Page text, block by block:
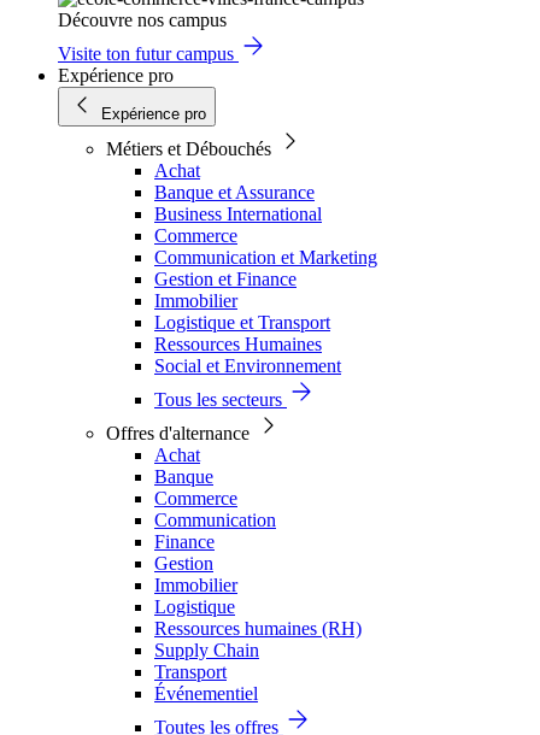
Découvre nos campus
Visite ton futur campus
Expérience pro
Expérience pro
Métiers et Débouchés
Achat
Banque et Assurance
Business International
Commerce
Communication et Marketing
Gestion et Finance
Immobilier
Logistique et Transport
Ressources Humaines
Social et Environnement
Tous les secteurs
Offres d'alternance
Achat
Banque
Commerce
Communication
Finance
Gestion
Immobilier
Logistique
Ressources humaines (RH)
Supply Chain
Transport
Événementiel
Toutes les offres